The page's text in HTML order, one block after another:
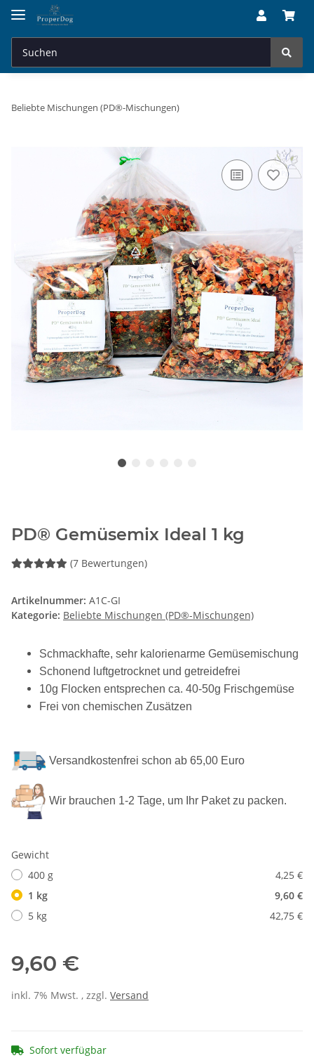
Beliebte Mischungen (PD®-Mischungen)
PD® Gemüsemix Ideal 1 kg
(7 Bewertungen)
Artikelnummer: A1C-GI
Kategorie: Beliebte Mischungen (PD®-Mischungen)
Schmackhafte, sehr kalorienarme Gemüsemischung
Schonend luftgetrocknet und getreidefrei
10g Flocken entsprechen ca. 40-50g Frischgemüse
Frei von chemischen Zusätzen
Versandkostenfrei schon ab 65,00 Euro
Wir brauchen 1-2 Tage, um Ihr Paket zu packen.
Gewicht
400 g
4,25 €
1 kg
9,60 €
5 kg
42,75 €
9,60 €
inkl. 7% Mwst. , zzgl. Versand
Sofort verfügbar